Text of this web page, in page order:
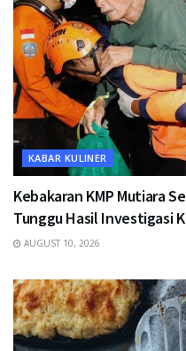
KABAR KULINER
Kebakaran KMP Mutiara
Tunggu Hasil Investigasi
AUGUST 10, 2026